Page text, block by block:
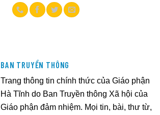
BAN TRUYỀN THÔNG
Trang thông tin chính thức của Giáo phận
Hà Tĩnh do Ban Truyền thông Xã hội của
Giáo phận đảm nhiệm. Mọi tin, bài, thư từ,